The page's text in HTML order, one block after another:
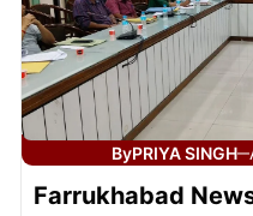
ByPRIYA SINGH—
Farrukhabad News: